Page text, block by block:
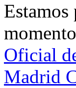
Estamos
Oficial
Madrid